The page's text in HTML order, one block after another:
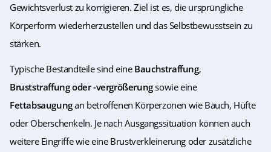
Gewichtsverlust zu korrigieren. Ziel ist es, die ursprüngliche
Körperform wiederherzustellen und das Selbstbewusstsein zu
stärken.
Typische Bestandteile sind eine Bauchstraffung,
Bruststraffung oder -vergrößerungsowie eine
Fettabsaugungan betroffenen Körperzonen wie Bauch, Hüfte
oder Oberschenkeln. Je nach Ausgangssituation können auch
weitere Eingriffe wie eine Brustverkleinerung oder zusätzliche